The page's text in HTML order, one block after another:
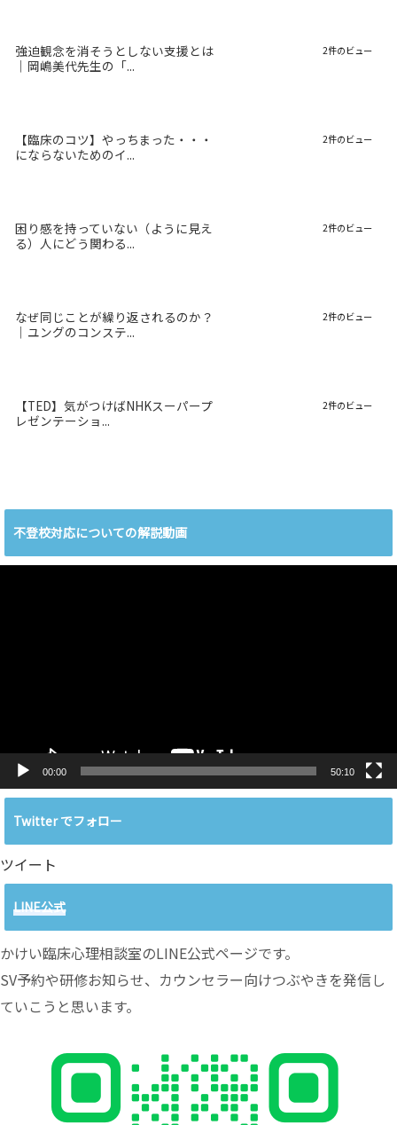
強迫観念を消そうとしない支援とは
｜岡嶋美代先生の「...
2件のビュー
【臨床のコツ】やっちまった・・・
にならないためのイ...
2件のビュー
困り感を持っていない（ように見え
る）人にどう関わる...
2件のビュー
なぜ同じことが繰り返されるのか？
｜ユングのコンステ...
2件のビュー
【TED】気がつけばNHKスーパープ
レゼンテーショ...
2件のビュー
不登校対応についての解説動画
00:00 50:10
Twitter でフォロー
ツイート
LINE公式
かけい臨床心理相談室のLINE公式ページです。
SV予約や研修お知らせ、カウンセラー向けつぶやきを発信し
ていこうと思います。